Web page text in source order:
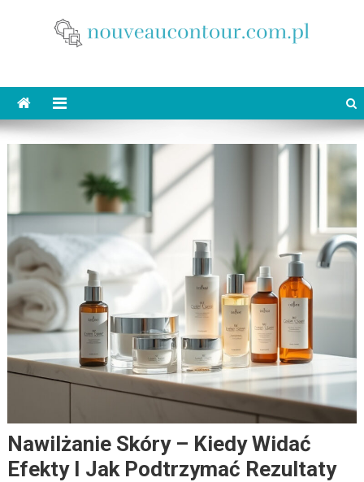
Nawilżanie Skóry – Kiedy Widać
Efekty I Jak Podtrzymać Rezultaty